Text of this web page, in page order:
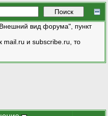
вид форума", пункт
mail.ru и subscribe.ru, то